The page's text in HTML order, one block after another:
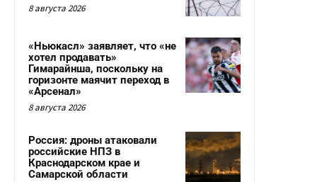
8 августа 2026
«Ньюкасл» заявляет, что «не
хотел продавать»
Гимарайнша, поскольку на
горизонте маячит переход в
«Арсенал»
8 августа 2026
Россия: дроны атаковали
российские НПЗ в
Краснодарском крае и
Самарской области